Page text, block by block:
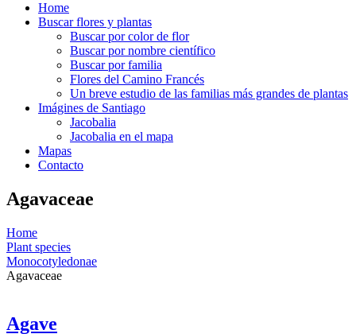
Home
Buscar flores y plantas
Buscar por color de flor
Buscar por nombre científico
Buscar por familia
Flores del Camino Francés
Un breve estudio de las familias más grandes de plantas
Imágines de Santiago
Jacobalia
Jacobalia en el mapa
Mapas
Contacto
Agavaceae
Home
Plant species
Monocotyledonae
Agavaceae
Agave